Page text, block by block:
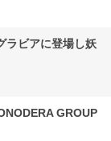
ラビアに登場し妖
GROUP